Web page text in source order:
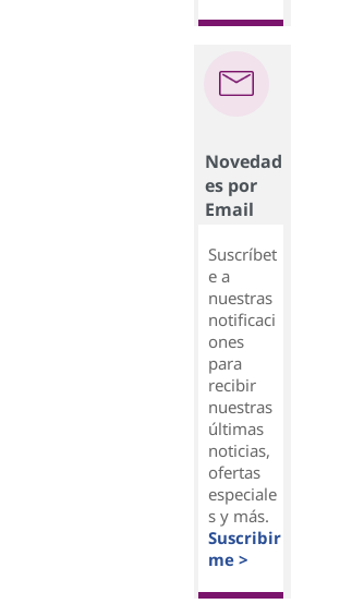
Novedad
es por
Email
Suscríbet
e a
nuestras
notificaci
ones
para
recibir
nuestras
últimas
noticias,
ofertas
especiale
s y más.
Suscribir
me >